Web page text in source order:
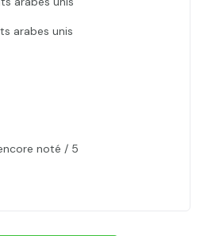
arabes unis
noté / 5